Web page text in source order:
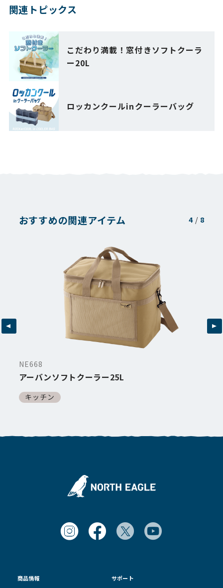
関連トピックス
こだわり満載！窓付きソフトクーラ
ー20L
ロッカンクールinクーラーバッグ
おすすめの関連アイテム 4/ 8
NE668
アーバンソフトクーラー25L
キッチン
商品情報 サポート